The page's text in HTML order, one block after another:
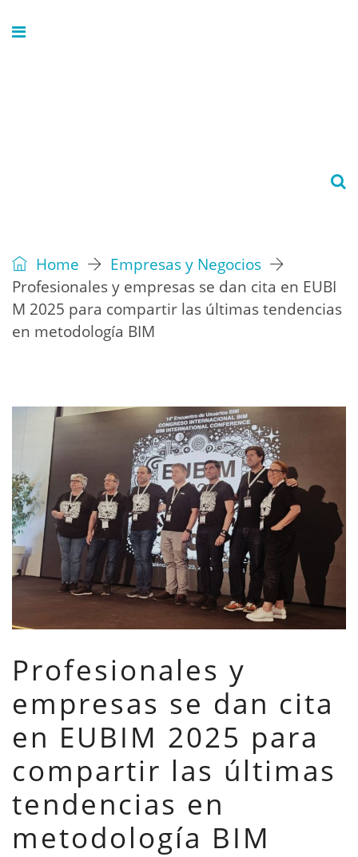
Home
Empresas y Negocios
Profesionales y empresas se dan cita en EUBI
M 2025 para compartir las últimas tendencias
en metodología BIM
Profesionales y
empresas se dan cita
en EUBIM 2025 para
compartir las últimas
tendencias en
metodología BIM